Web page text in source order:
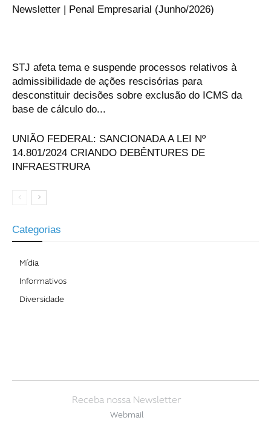
Newsletter | Penal Empresarial (Junho/2026)
STJ afeta tema e suspende processos relativos à
admissibilidade de ações rescisórias para
desconstituir decisões sobre exclusão do ICMS da
base de cálculo do...
UNIÃO FEDERAL: SANCIONADA A LEI Nº
14.801/2024 CRIANDO DEBÊNTURES DE
INFRAESTRURA
Categorias
Mídia
Informativos
Diversidade
Receba nossa Newsletter
Webmail